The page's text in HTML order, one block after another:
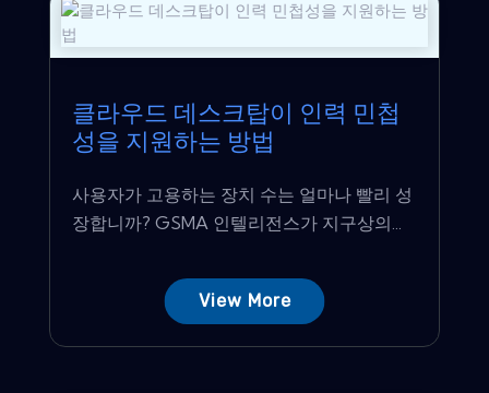
클라우드 데스크탑이 인력 민첩
성을 지원하는 방법
사용자가 고용하는 장치 수는 얼마나 빨리 성
장합니까? GSMA 인텔리전스가 지구상의...
View More